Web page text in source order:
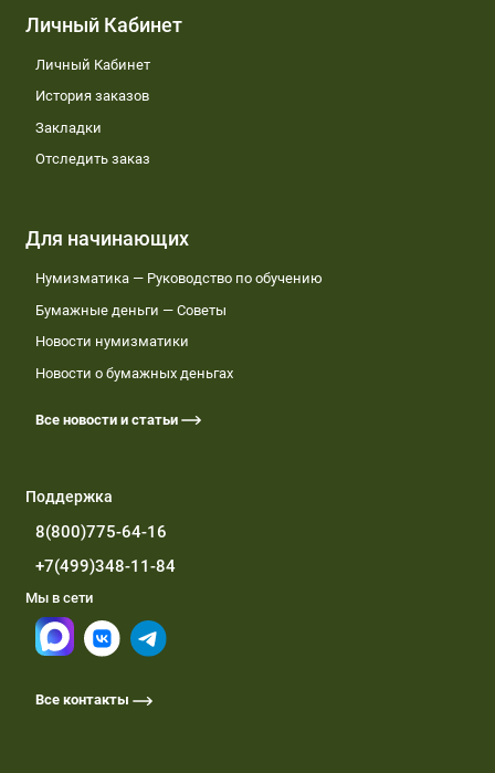
Личный Кабинет
Личный Кабинет
История заказов
Закладки
Отследить заказ
Для начинающих
Нумизматика — Руководство по обучению
Бумажные деньги — Советы
Новости нумизматики
Новости о бумажных деньгах
Все новости и статьи
Поддержка
8(800)775-64-16
+7(499)348-11-84
Мы в сети
Все контакты